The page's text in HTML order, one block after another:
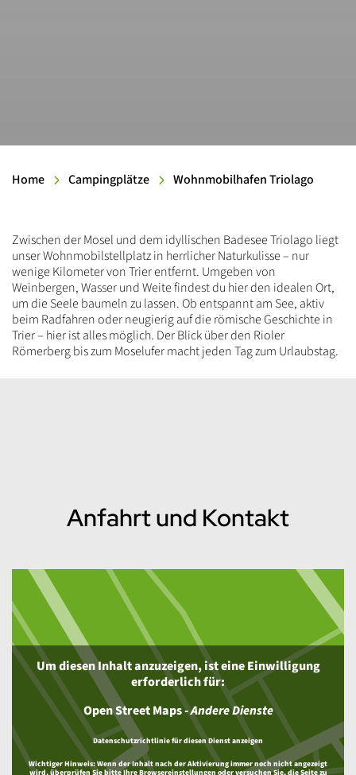
Home Campingplätze Wohnmobilhafen Triolago
Einleitung
Zwischen der Mosel und dem idyllischen Badesee Triolago liegt
unser Wohnmobilstellplatz in herrlicher Naturkulisse – nur
wenige Kilometer von Trier entfernt. Umgeben von
Weinbergen, Wasser und Weite findest du hier den idealen Ort,
um die Seele baumeln zu lassen. Ob entspannt am See, aktiv
beim Radfahren oder neugierig auf die römische Geschichte in
Trier – hier ist alles möglich. Der Blick über den Rioler
Römerberg bis zum Moselufer macht jeden Tag zum Urlaubstag.
Anfahrt und Kontakt
Um diesen Inhalt anzuzeigen, ist eine Einwilligung
erforderlich für:
Open Street Maps-Andere Dienste
Datenschutzrichtlinie für diesen Dienst anzeigen
Wichtiger Hinweis:Wenn der Inhalt nach der Aktivierung immer noch nicht angezeigt
wird, überprüfen Sie bitte Ihre Browsereinstellungen oder versuchen Sie, die Seite zu